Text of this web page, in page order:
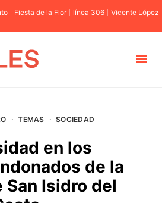
Fiesta de la Flor línea 306
Vicente López
· TEMAS · SOCIEDAD
en los
de la
Isidro del